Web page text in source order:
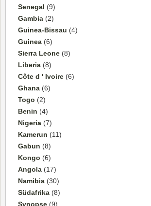
Senegal (9)
Gambia (2)
Guinea-Bissau (4)
Guinea (6)
Sierra Leone (8)
Liberia (8)
Côte d ' Ivoire (6)
Ghana (6)
Togo (2)
Benin (4)
Nigeria (7)
Kamerun (11)
Gabun (8)
Kongo (6)
Angola (17)
Namibia (30)
Südafrika (8)
Synopse (9)